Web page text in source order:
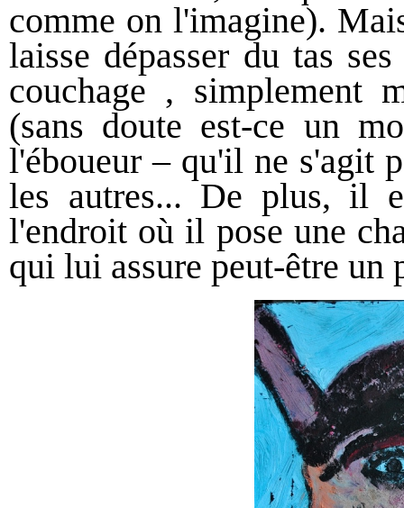
comme on l'imagine).
laisse dépasser du tas
couchage , simplement
(sans doute est-ce un
l'éboueur – qu'il ne s'agit
les autres... De plus, il
l'endroit où il pose une
qui lui assure peut-être un